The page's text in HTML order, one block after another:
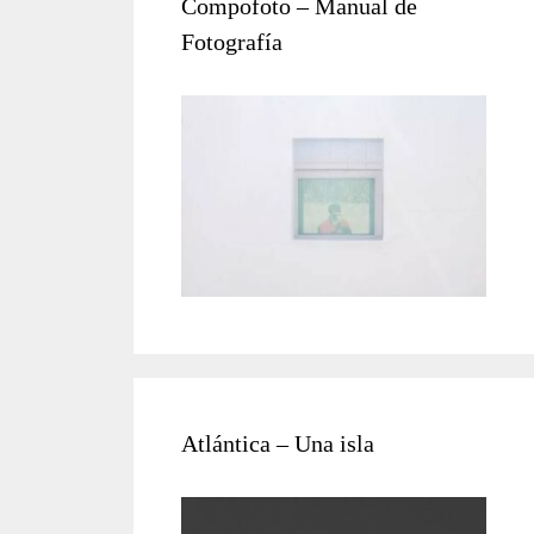
Compofoto – Manual de
Fotografía
Atlántica – Una isla